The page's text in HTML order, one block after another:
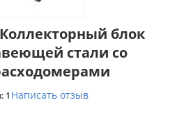
блок
стали со
1 Написать отзыв